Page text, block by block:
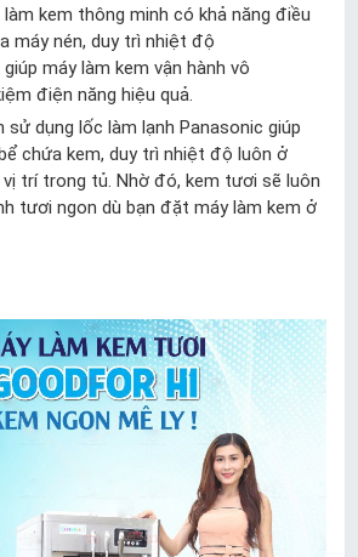
kem thông minh có khả năng điều
máy nén, duy trì nhiệt độ
máy làm kem vận hành vô
điện năng hiệu quả.
sử dụng lốc làm lạnh Panasonic giúp
chứa kem, duy trì nhiệt độ luôn ở
trí trong tủ. Nhờ đó, kem tươi sẽ luôn
tươi ngon dù bạn đặt máy làm kem ở